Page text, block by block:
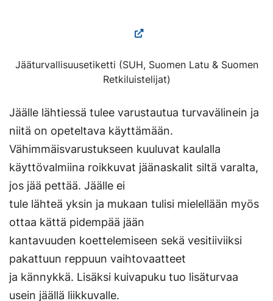
Jääturvallisuusetiketti (SUH, Suomen Latu & Suomen
Retkiluistelijat)
Jäälle lähtiessä tulee varustautua turvavälinein ja
niitä on opeteltava käyttämään.
Vähimmäisvarustukseen kuuluvat kaulalla
käyttövalmiina roikkuvat jäänaskalit siltä varalta,
jos jää pettää. Jäälle ei
tule lähteä yksin ja mukaan tulisi mielellään myös
ottaa kättä pidempää jään
kantavuuden koettelemiseen sekä vesitiiviiksi
pakattuun reppuun vaihtovaatteet
ja kännykkä. Lisäksi kuivapuku tuo lisäturvaa
usein jäällä liikkuvalle.